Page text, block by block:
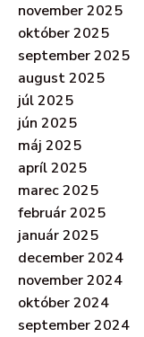
november 2025
október 2025
september 2025
august 2025
júl 2025
jún 2025
máj 2025
apríl 2025
marec 2025
február 2025
január 2025
december 2024
november 2024
október 2024
september 2024